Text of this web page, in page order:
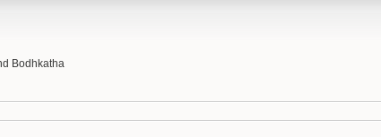
Bodhkatha